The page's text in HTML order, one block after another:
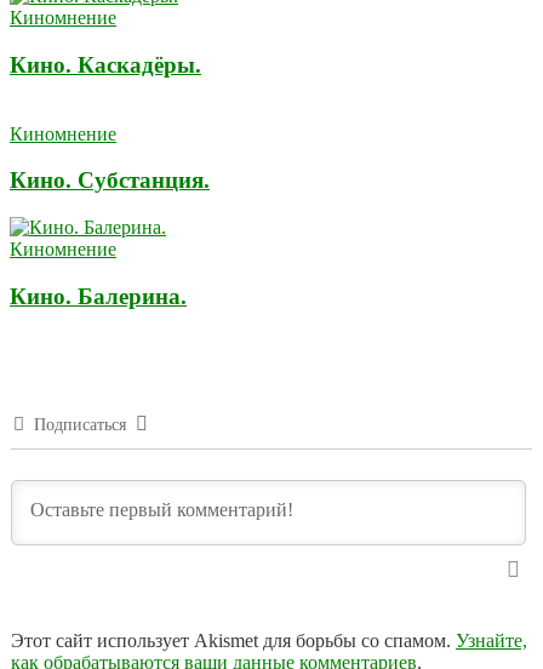
Киномнение
Кино. Каскадёры.
Киномнение
Кино. Субстанция.
Киномнение
Кино. Балерина.
Подписаться
Этот сайт использует Akismet для борьбы со спамом. Узнайте,
как обрабатываются ваши данные комментариев.